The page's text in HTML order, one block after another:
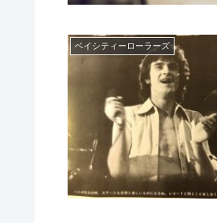
ベイシティーローラーズ